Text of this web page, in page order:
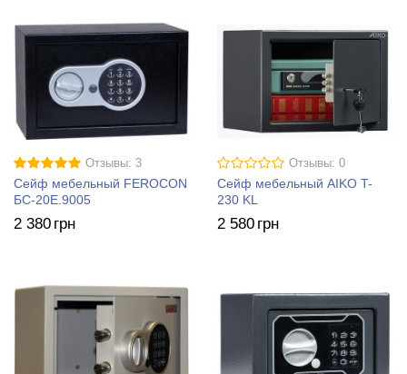
Отзывы: 3
Сейф мебельный FEROCON
БС-20Е.9005
2 380 грн
Отзывы: 0
Сейф мебельный AIKO T-
230 KL
2 580 грн